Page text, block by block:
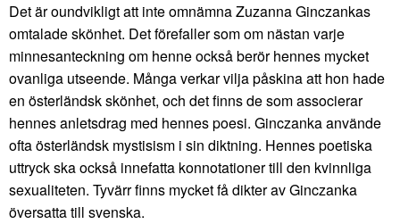
Det är oundvikligt att inte omnämna Zuzanna Ginczankas
omtalade skönhet. Det förefaller som om nästan varje
minnesanteckning om henne också berör hennes mycket
ovanliga utseende. Många verkar vilja påskina att hon hade
en österländsk skönhet, och det finns de som associerar
hennes anletsdrag med hennes poesi. Ginczanka använde
ofta österländsk mystisism i sin diktning. Hennes poetiska
uttryck ska också innefatta konnotationer till den kvinnliga
sexualiteten. Tyvärr finns mycket få dikter av Ginczanka
översatta till svenska.